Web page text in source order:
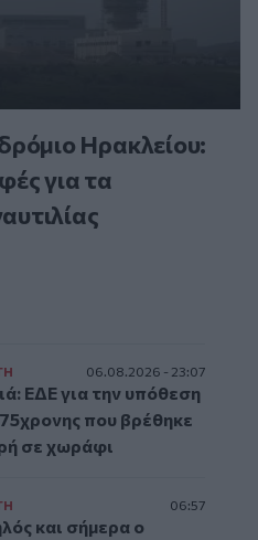
Ηρακλείου:
για τα
06.08.2026 - 23:07
ΕΔΕ για την υπόθεση
που βρέθηκε
σε χωράφι
06:57
και σήμερα ο